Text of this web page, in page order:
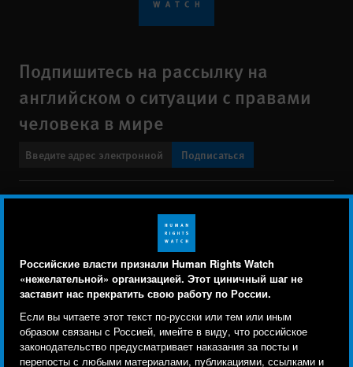
Российские власти признали Human Rights Watch
«нежелательной» организацией. Этот циничный шаг не
заставит нас прекратить свою работу по России.
Если вы читаете этот текст по-русски или тем или иным
образом связаны с Россией, имейте в виду, что российское
законодательство предусматривает наказания за посты и
перепосты с любыми материалами, публикациями, ссылками и
Подпишитесь на рассылку на
английском о ситуации с правами
человека в мире
Подписаться
Свяжитесь с нами
menu
Заявление о политике конфиденциальности
Карта сайта
Text Version
© 2026 Human Rights Watch
Human Rights Watch| 350 Fifth Avenue, 34th Floor | New York,NY
Human Rights Watch cookie preferences
Мы используем файлы cookie, технологии
отслеживания и сторонние аналитические
инструменты, чтобы лучше понять, кто посещает